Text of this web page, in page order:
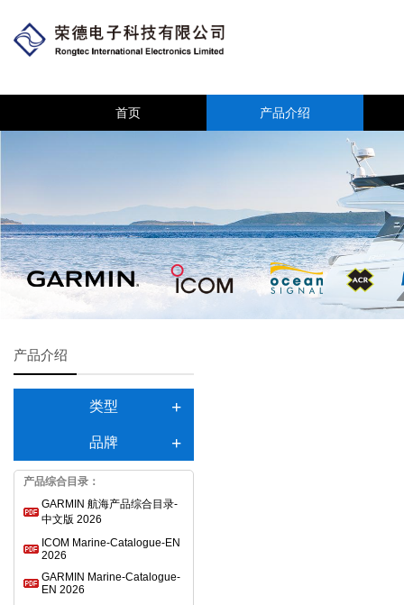
首页 产品介绍
产品介绍
类型
品牌
产品综合目录：
GARMIN 航海产品综合目录-
中文版 2026
ICOM Marine-Catalogue-EN
2026
GARMIN Marine-Catalogue-
EN 2026